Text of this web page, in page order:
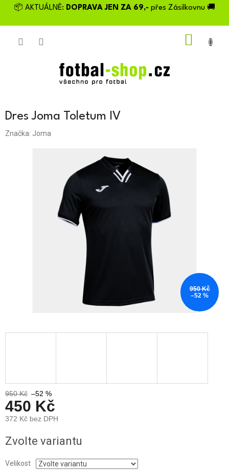
Přejít📦 AKTUÁLNĚ: DOPRAVA JEN ZA 69,- přes Zásilkovnu 🚚
Dres Joma Toletum IV
Značka: Joma
950 Kč
–52 %
950 Kč –52 %
450 Kč
372 Kč bez DPH
cena:
Zvolte variantu
Velikost